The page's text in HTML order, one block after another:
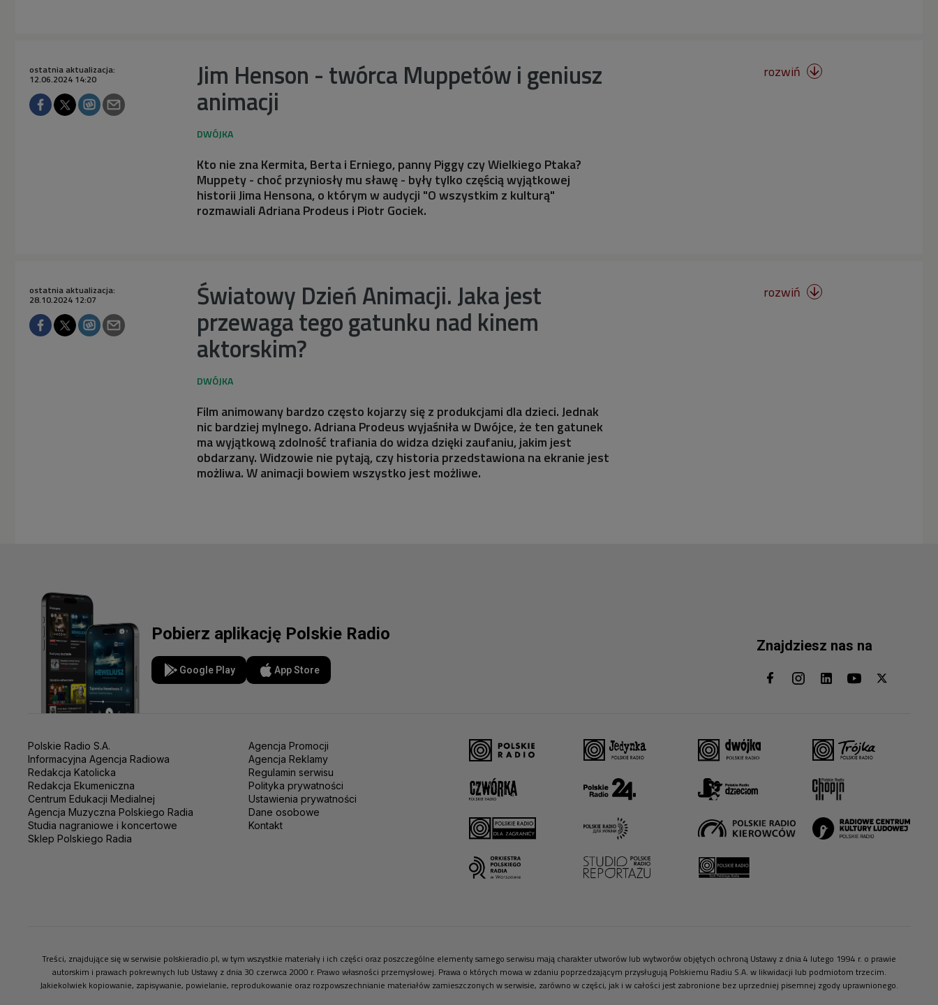
Jim Henson - twórca Muppetów i geniusz
animacji
ostatnia aktualizacja:
12.06.2024 14:20
Kto nie zna Kermita, Berta i Erniego, panny Piggy czy Wielkiego Ptaka?
Muppety - choć przyniosły mu sławę - były tylko częścią wyjątkowej
historii Jima Hensona, o którym w audycji "O wszystkim z kulturą"
rozmawiali Adriana Prodeus i Piotr Gociek.
rozwiń 
Światowy Dzień Animacji. Jaka jest
przewaga tego gatunku nad kinem
aktorskim?
ostatnia aktualizacja:
28.10.2024 12:07
Film animowany bardzo często kojarzy się z produkcjami dla dzieci. Jednak
nic bardziej mylnego. Adriana Prodeus wyjaśniła w Dwójce, że ten gatunek
ma wyjątkową zdolność trafiania do widza dzięki zaufaniu, jakim jest
obdarzany. Widzowie nie pytają, czy historia przedstawiona na ekranie jest
możliwa. W animacji bowiem wszystko jest możliwe.
rozwiń 
Pobierz aplikację Polskie Radio
Google Play App Store
Znajdziesz nas na
Polskie Radio S.A.
Informacyjna Agencja Radiowa
Redakcja Katolicka
Redakcja Ekumeniczna
Centrum Edukacji Medialnej
Agencja Muzyczna Polskiego Radia
Studia nagraniowe i koncertowe
Sklep Polskiego Radia
Agencja Promocji
Agencja Reklamy
Regulamin serwisu
Polityka prywatności
Ustawienia prywatności
Dane osobowe
Kontakt
Treści, znajdujące się w serwisie polskieradio.pl, w tym wszystkie materiały i ich części oraz poszczególne elementy samego serwisu mają charakter utworów lub wytworów objętych ochroną Ustawy z dnia 4 lutego 1994 r. o prawie
autorskim i prawach pokrewnych lub Ustawy z dnia 30 czerwca 2000 r. Prawo własności przemysłowej. Prawa o których mowa w zdaniu poprzedzającym przysługują Polskiemu Radiu S.A. w likwidacji lub podmiotom trzecim.
Jakiekolwiek kopiowanie, zapisywanie, powielanie, reprodukowanie oraz rozpowszechnianie materiałów zamieszczonych w serwisie, zarówno w części, jak i w całości jest zabronione bez uprzedniej pisemnej zgody uprawnionego.